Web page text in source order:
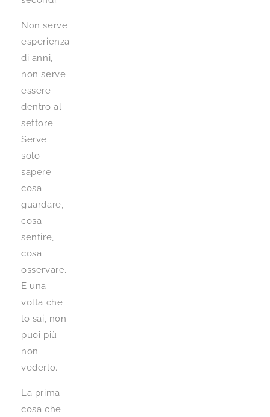
Non serve
esperienza
di anni,
non serve
essere
dentro al
settore.
Serve
solo
sapere
cosa
guardare,
cosa
sentire,
cosa
osservare.
E una
volta che
lo sai, non
puoi più
non
vederlo.
La prima
cosa che